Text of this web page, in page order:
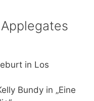
in Los
Bundy in „Eine